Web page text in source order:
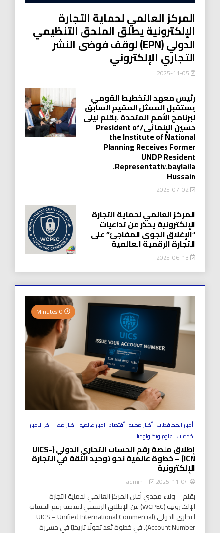
المركز العالمي لحماية التجارة
الإلكترونية يطلق الملحق التنظيمي
الدولي (EPN) لوقف فوضى النشر
التجاري الإلكتروني
رئيس معهد التخطيط القومي
يستقبل الممثل المقيم السابق
لبرنامج الأمم المتحدة .بقلم ليلى
حسين الإنمائي/President of
the Institute of National
Planning Receives Former
UNDP Resident
.Representativ.baylaila
Hussain
2025-07-02
المركز العالمي لحماية التجارة
الإلكترونية يحذر من تداعيات
“الإغلاق الجوي المفاجئ” على
التجارة الرقمية العالمية
2025-06-13
أخبار المحافظات أخبار محليه أقتصاد اخبار عالميه اخبار مصر اخر الاخبار
خدمات علوم وتكنولوجيا
إطلاق منصة رقم الحساب التجاري الدولي (UICS-
ICN) – خطوة عالمية نحو توحيد الثقة في التجارة
الإلكترونية
2025-11-04
بقلم – ولاء مجدي أعلن المركز العالمي لحماية التجارة
الإلكترونية (WCPEC) عن الإطلاق الرسمي لمنصة رقم الحساب
التجاري الدولي (UICS – Unified International Commercial
Account Number). في خطوة تُعد تحولًا تاريخيًا في مسيرة